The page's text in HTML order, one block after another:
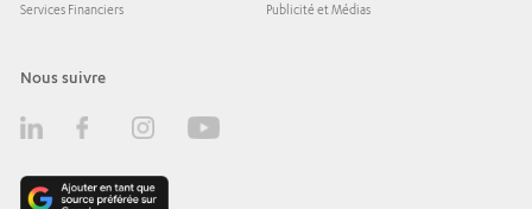
Services Financiers Publicité et Médias
Nous suivre